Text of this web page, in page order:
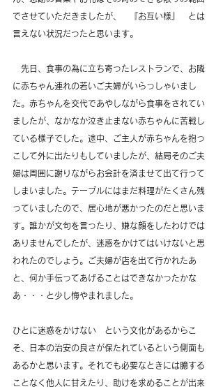
でさせていただきましたが、　『お互い様』　とは
言えない状況だったと思います。
先日、食事の為に立ち寄ったレストランで、お隣
に赤ちゃん連れの若いご夫婦がいらっしゃいまし
た。赤ちゃんを交代であやしながら食事をされてい
ましたが、なかなか泣き止まない赤ちゃんに苦戦し
ている様子でした。途中、ご主人が赤ちゃんを抱っ
こして外に出たりもしていましたが、結局そのご夫
婦は周囲に謝りながらお会計を済ませて出て行って
しまいました。テーブルにはまだ料理がたくさん残
っていましたので、居心地が悪かったのだと思いま
す。誰かが文句を言ったり、嫌な顔をしたわけでは
ありませんでしたが、迷惑をかけてはいけないと思
われたのでしょう。ご夫婦が店を出て行かれたあ
と、何か手伝ってあげることはできなかったかな
あ・・・と少し悔やまれました。
ひとに迷惑をかけない　という文化があるからこ
そ、日本の治安の良さが保たれているという側面も
あるかと思います。それでも必要なときには臆する
ことなく他人に甘えたり、助けを求めることが出来